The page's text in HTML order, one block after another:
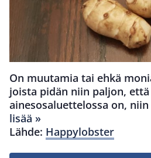
On muutamia tai ehkä
joista pidän niin paljon,
ainesosaluettelossa on,
lisää »
Lähde: Happylobster